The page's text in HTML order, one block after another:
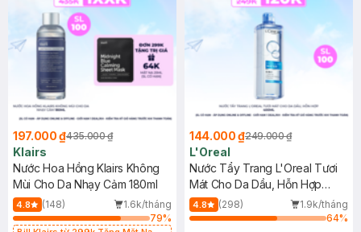
197.000 ₫435.000 ₫
Klairs
Nước Hoa Hồng Klairs Không
Mùi Cho Da Nhạy Cảm 180ml
4.8 (148)
1.6k/tháng
79%
144.000 ₫249.000 ₫
L'Oreal
Nước Tẩy Trang L'Oreal Tươi
Mát Cho Da Dầu, Hỗn Hợp
400ml
4.8 (298)
1.9k/tháng
64%